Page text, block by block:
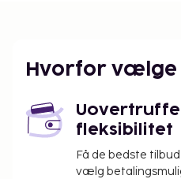
skatter:
CAD før indtjekning.
Vi har medtaget alle
overnatningsstedet har
Hvorfor vælge
fleksibilitet
Få de bedste
vælg